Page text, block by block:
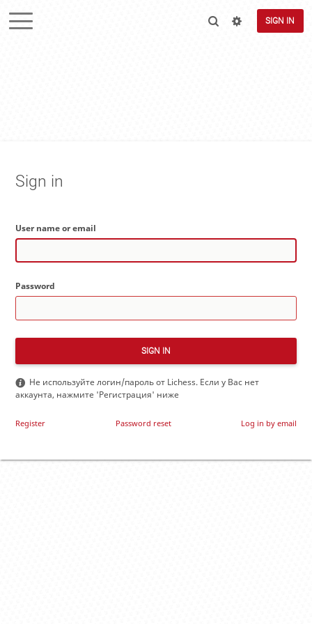
SIGN IN
Sign in
User name or email
Password
SIGN IN
Не используйте логин/пароль от Lichess. Если у Вас нет
аккаунта, нажмите 'Регистрация' ниже
Register Password reset Log in by email